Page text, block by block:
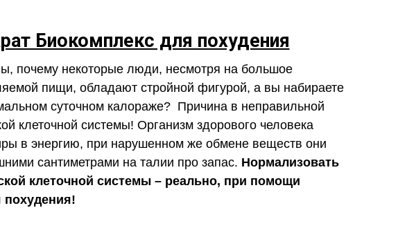
Биокомплекс для похудения
почему некоторые люди, несмотря на большое
пищи, обладают стройной фигурой, а вы набираете
суточном калораже? Причина в неправильной
клеточной системы! Организм здорового человека
в энергию, при нарушенном же обмене веществ они
сантиметрами на талии про запас. Нормализовать
клеточной системы – реально, при помощи
похудения!